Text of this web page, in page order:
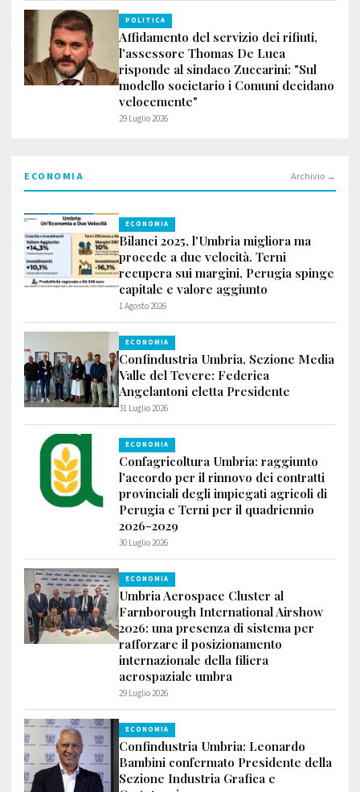
POLITICA
Affidamento del servizio dei rifiuti,
l'assessore Thomas De Luca
risponde al sindaco Zuccarini: "Sul
modello societario i Comuni decidano
velocemente"
29 Luglio 2026
ECONOMIA Archivio →
ECONOMIA
Bilanci 2025, l'Umbria migliora ma
procede a due velocità. Terni
recupera sui margini, Perugia spinge
capitale e valore aggiunto
1 Agosto 2026
ECONOMIA
Confindustria Umbria, Sezione Media
Valle del Tevere: Federica
Angelantoni eletta Presidente
31 Luglio 2026
ECONOMIA
Confagricoltura Umbria: raggiunto
l'accordo per il rinnovo dei contratti
provinciali degli impiegati agricoli di
Perugia e Terni per il quadriennio
2026-2029
30 Luglio 2026
ECONOMIA
Umbria Aerospace Cluster al
Farnborough International Airshow
2026: una presenza di sistema per
rafforzare il posizionamento
internazionale della filiera
aerospaziale umbra
29 Luglio 2026
ECONOMIA
Confindustria Umbria: Leonardo
Bambini confermato Presidente della
Sezione Industria Grafica e